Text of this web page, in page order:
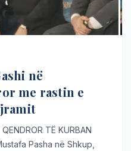
në
me rastin e
TË KURBAN
Pasha në Shkup,